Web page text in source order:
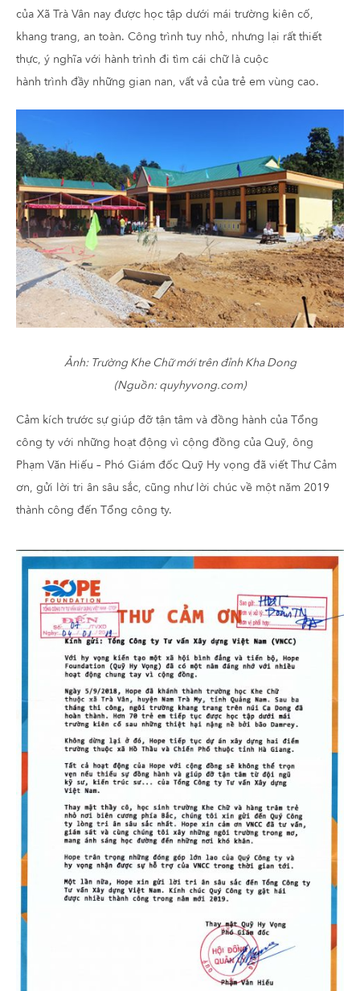
của Xã Trà Vân nay được học tập dưới mái trường kiên cố,
khang trang, an toàn. Công trình tuy nhỏ, nhưng lại rất thiết
thực, ý nghĩa với hành trình đi tìm cái chữ là cuộc
hành trình đầy những gian nan, vất vả của trẻ em vùng cao.
Ảnh: Trường Khe Chữ mới trên đỉnh Kha Dong
(Nguồn: quyhyvong.com)
Cảm kích trước sự giúp đỡ tận tâm và đồng hành của Tổng
công ty với những hoạt động vì cộng đồng của Quỹ, ông
Phạm Văn Hiếu – Phó Giám đốc Quỹ Hy vọng đã viết Thư Cảm
ơn, gửi lời tri ân sâu sắc, cũng như lời chúc về một năm 2019
thành công đến Tổng công ty.